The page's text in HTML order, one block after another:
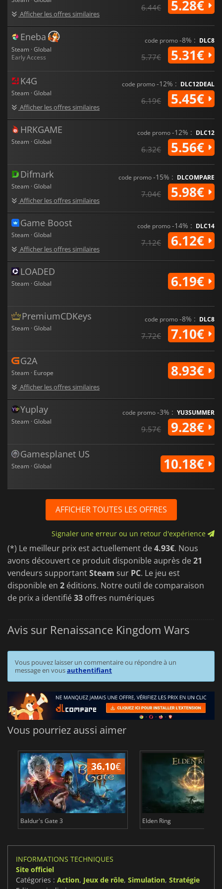
Afficher les offres similaires
6.44€ 5.28€
Eneba
Steam · Global
Early Access
code promo-8% : DLC8
5.77€ 5.31€
K4G
Steam · Global
Afficher les offres similaires
code promo-12% : DLC12DEAL
6.19€ 5.45€
HRKGAME
Steam · Global
code promo-12% : DLC12
6.32€ 5.56€
Difmark
Steam · Global
Afficher les offres similaires
code promo-15% : DLCOMPARE
7.04€ 5.98€
Game Boost
Steam · Global
Afficher les offres similaires
code promo-14% : DLC14
7.12€ 6.12€
LOADED
Steam · Global 6.19€
PremiumCDKeys
Steam · Global
code promo-8% : DLC8
7.72€ 7.10€
G2A
Steam · Europe
Afficher les offres similaires
8.93€
Yuplay
Steam · Global
code promo-3% : YU3SUMMER
9.57€ 9.28€
Gamesplanet US
Steam · Global 10.18€
AFFICHER TOUTES LES OFFRES
Signaler une erreur ou un retour d'expérience
(*) Le meilleur prix est actuellement de4.93€. Nous
avons découvert ce produit disponible auprès de21
vendeurs supportantSteam sur PC. Le jeu est
disponible en 2 éditions. Notre outil de comparaison
de prix a identifié33 offres numériques
Avis sur Renaissance Kingdom Wars
Vous pouvez laisser un commentaire ou répondre à un
message en vousauthentifiant
Vous pourriez aussi aimer
36.10€
Baldur's Gate 3 Elden Ring
INFORMATIONS TECHNIQUES
Site officiel
Catégories : Action, Jeux de rôle, Simulation, Stratégie